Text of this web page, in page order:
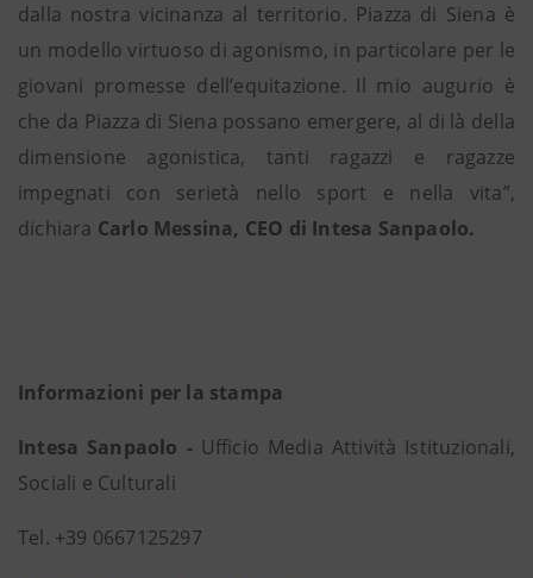
dalla nostra vicinanza al territorio. Piazza di Siena è
un modello virtuoso di agonismo, in particolare per le
giovani promesse dell’equitazione. Il mio augurio è
che da Piazza di Siena possano emergere, al di là della
dimensione agonistica, tanti ragazzi e ragazze
impegnati con serietà nello sport e nella vita”,
dichiara Carlo Messina, CEO di Intesa Sanpaolo.
Informazioni per la stampa
Intesa Sanpaolo - Ufficio Media Attività Istituzionali,
Sociali e Culturali
Tel. +39 0667125297